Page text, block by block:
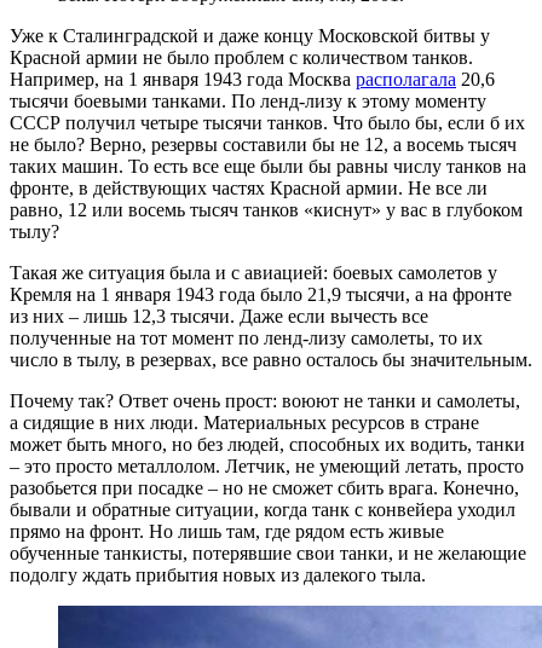
Уже к Сталинградской и даже концу Московской битвы у
Красной армии не было проблем с количеством танков.
Например, на 1 января 1943 года Москва располагала 20,6
тысячи боевыми танками. По ленд-лизу к этому моменту
СССР получил четыре тысячи танков. Что было бы, если б их
не было? Верно, резервы составили бы не 12, а восемь тысяч
таких машин. То есть все еще были бы равны числу танков на
фронте, в действующих частях Красной армии. Не все ли
равно, 12 или восемь тысяч танков «киснут» у вас в глубоком
тылу?
Такая же ситуация была и с авиацией: боевых самолетов у
Кремля на 1 января 1943 года было 21,9 тысячи, а на фронте
из них – лишь 12,3 тысячи. Даже если вычесть все
полученные на тот момент по ленд-лизу самолеты, то их
число в тылу, в резервах, все равно осталось бы значительным.
Почему так? Ответ очень прост: воюют не танки и самолеты,
а сидящие в них люди. Материальных ресурсов в стране
может быть много, но без людей, способных их водить, танки
– это просто металлолом. Летчик, не умеющий летать, просто
разобьется при посадке – но не сможет сбить врага. Конечно,
бывали и обратные ситуации, когда танк с конвейера уходил
прямо на фронт. Но лишь там, где рядом есть живые
обученные танкисты, потерявшие свои танки, и не желающие
подолгу ждать прибытия новых из далекого тыла.